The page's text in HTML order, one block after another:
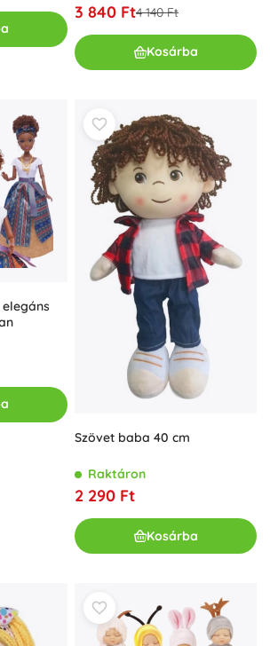
3 840 Ft4 140 Ft
Kosárba
Szövet baba 40 cm
Raktáron
2 290 Ft
Kosárba